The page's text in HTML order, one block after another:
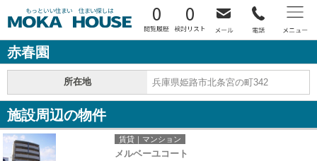
0 0
赤春園
所在地 兵庫県姫路市北条宮の町342
施設周辺の物件
賃貸｜マンション
メルベーユコート